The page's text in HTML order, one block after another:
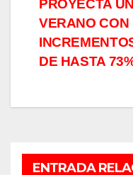
PROYECTA UN
VERANO CON
DE HASTA
ENTRADA